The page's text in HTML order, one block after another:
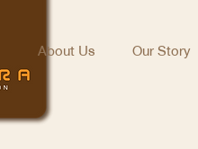
About Us Our Story